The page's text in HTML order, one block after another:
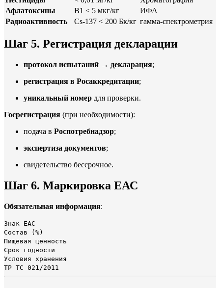
Афлатоксины
B1 < 5 мкг/кг
ИФА
Радиоактивность
Cs-137 < 200 Бк/кг гамма-спектрометрия
Шаг 5. Регистрация декларации
протокол испытаний → декларация;
регистрация в Росаккредитации;
уникальный номер для проверки.
Госрегистрация (при необходимости):
подача в Роспотребнадзор;
экспертиза документов;
свидетельство бессрочное.
Шаг 6. Маркировка ЕАС
Обязательная информация:
Знак ЕАС
Состав (%)
Пищевая ценность
Срок годности
Условия хранения
ТР ТС 021/2011